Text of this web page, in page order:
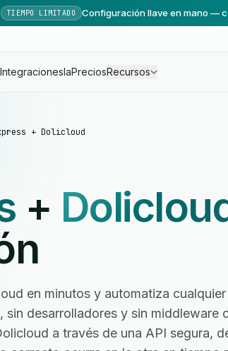
TIEMPO LIMITADO Configuración llave en mano —
IntegracionesIaPreciosRecursos
+ Dolicloud
+
en minutos y automatiza
desarrolladores y sin middleware
a través de una API segura,